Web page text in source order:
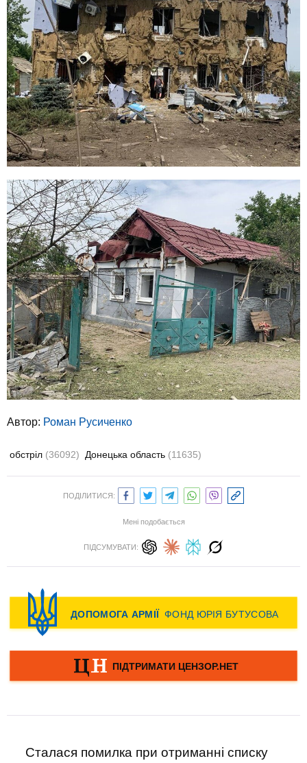
Автор: Роман Русиченко
обстріл (36092) Донецька область (11635)
ПОДІЛИТИСЯ:
Мені подобається
ПІДСУМУВАТИ:
Сталася помилка при отриманні списку